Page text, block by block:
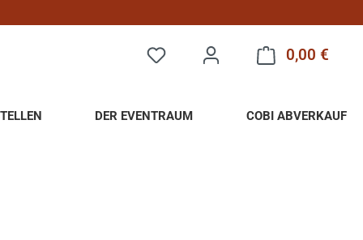
0,00 €
DER EVENTRAUM COBI ABVERKAUF